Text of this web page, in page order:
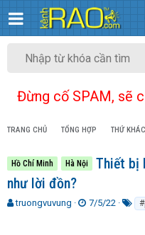
Đừng cố SPAM, sẽ
TRANG CHỦ TỔNG HỢP THỨ KHÁC
Hồ Chí Minh Hà Nội
Thiết bị
như lời đồn?
T
truongvuvung
N
7/5/22